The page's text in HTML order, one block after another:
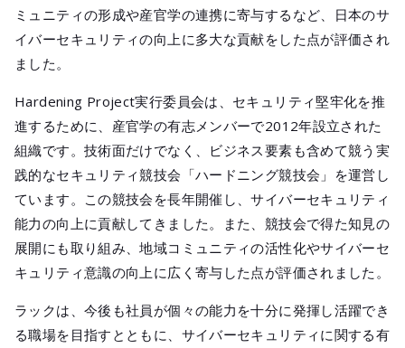
ミュニティの形成や産官学の連携に寄与するなど、日本のサ
イバーセキュリティの向上に多大な貢献をした点が評価され
ました。
Hardening Project実行委員会は、セキュリティ堅牢化を推
進するために、産官学の有志メンバーで2012年設立された
組織です。技術面だけでなく、ビジネス要素も含めて競う実
践的なセキュリティ競技会「ハードニング競技会」を運営し
ています。この競技会を長年開催し、サイバーセキュリティ
能力の向上に貢献してきました。また、競技会で得た知見の
展開にも取り組み、地域コミュニティの活性化やサイバーセ
キュリティ意識の向上に広く寄与した点が評価されました。
ラックは、今後も社員が個々の能力を十分に発揮し活躍でき
る職場を目指すとともに、サイバーセキュリティに関する有